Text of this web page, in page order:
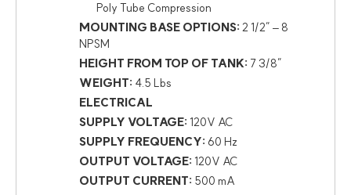
Poly Tube Compression
MOUNTING BASE OPTIONS: 2 1/2″ – 8
NPSM
HEIGHT FROM TOP OF TANK: 7 3/8″
WEIGHT: 4.5 Lbs
ELECTRICAL
SUPPLY VOLTAGE: 120V AC
SUPPLY FREQUENCY: 60 Hz
OUTPUT VOLTAGE: 120V AC
OUTPUT CURRENT: 500 mA